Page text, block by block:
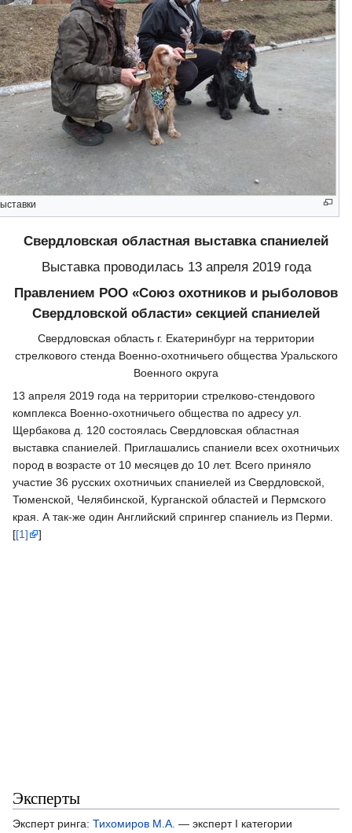
Свердловская областная выставка спаниелей
Выставка проводилась 13 апреля 2019 года
Правлением РОО «Союз охотников и рыболовов
Свердловской области» секцией спаниелей
Свердловская область г. Екатеринбург на территории
стрелкового стенда Военно-охотничьего общества Уральского
Военного округа
13 апреля 2019 года на территории стрелково-стендового
комплекса Военно-охотничьего общества по адресу ул.
Щербакова д. 120 состоялась Свердловская областная
выставка спаниелей. Приглашались спаниели всех охотничьих
пород в возрасте от 10 месяцев до 10 лет. Всего приняло
участие 36 русских охотничьих спаниелей из Свердловской,
Тюменской, Челябинской, Курганской областей и Пермского
края. А так-же один Английский спрингер спаниель из Перми.
[[1] ]
Эксперты
Эксперт ринга: Тихомиров М.А. — эксперт I категории